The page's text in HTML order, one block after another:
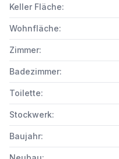
Keller Fläche:
Wohnfläche:
Zimmer:
Badezimmer:
Toilette:
Stockwerk:
Baujahr: